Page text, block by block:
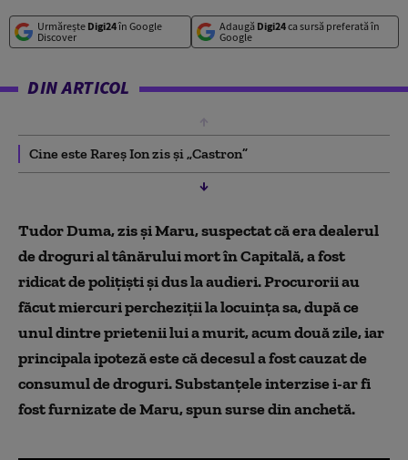
Urmărește Digi24în Google
Discover
Adaugă Digi24ca sursă preferată în
Google
DIN ARTICOL
Cine este Rareș Ion zis și „Castron”
Tudor Duma, zis și Maru, suspectat că era dealerul
de droguri al tânărului mort în Capitală, a fost
ridicat de polițiști și dus la audieri. Procurorii au
făcut miercuri percheziții la locuința sa, după ce
unul dintre prietenii lui a murit, acum două zile, iar
principala ipoteză este că decesul a fost cauzat de
consumul de droguri. Substanțele interzise i-ar fi
fost furnizate de Maru, spun surse din anchetă.